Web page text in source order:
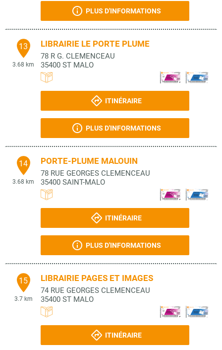
PLUS D'INFORMATIONS
13
3.68 km
LIBRAIRIE LE PORTE PLUME
78 R G. CLEMENCEAU
35400 ST MALO
ITINÉRAIRE
PLUS D'INFORMATIONS
14
3.68 km
PORTE-PLUME MALOUIN
78 RUE GEORGES CLEMENCEAU
35400 SAINT-MALO
ITINÉRAIRE
PLUS D'INFORMATIONS
15
3.7 km
LIBRAIRIE PAGES ET IMAGES
74 RUE GEORGES CLEMENCEAU
35400 ST MALO
ITINÉRAIRE